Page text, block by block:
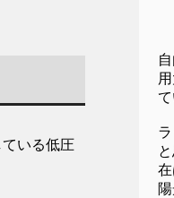
いる低圧
て